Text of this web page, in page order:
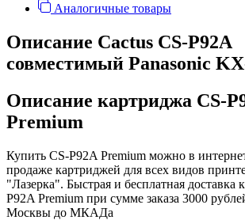
Аналогичные товары
Описание Cactus CS-P92A
совместимый Panasonic
Описание картриджа CS-
Premium
Купить CS-P92A Premium можно в
продаже картриджей для всех видов
"Лазерка". Быстрая и бесплатная доставка
P92A Premium при сумме заказа 3000
Москвы до МКАДа